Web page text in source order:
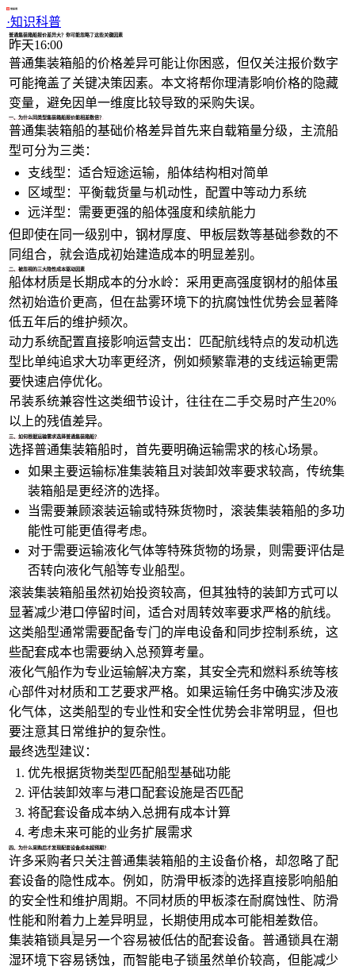
·知识科普
普通集装箱船报价差异大？你可能忽略了这些关键因素
昨天16:00
普通集装箱船的价格差异可能让你困惑，但仅关注报价数字
可能掩盖了关键决策因素。本文将帮你理清影响价格的隐藏
变量，避免因单一维度比较导致的采购失误。
一、为什么同类型集装箱船报价能相差数倍？
普通集装箱船的基础价格差异首先来自载箱量分级，主流船
型可分为三类：
支线型：适合短途运输，船体结构相对简单
区域型：平衡载货量与机动性，配置中等动力系统
远洋型：需要更强的船体强度和续航能力
但即使在同一级别中，钢材厚度、甲板层数等基础参数的不
同组合，就会造成初始建造成本的明显差别。
二、被忽视的三大隐性成本驱动因素
船体材质是长期成本的分水岭：采用更高强度钢材的船体虽
然初始造价更高，但在盐雾环境下的抗腐蚀性优势会显著降
低五年后的维护频次。
动力系统配置直接影响运营支出：匹配航线特点的发动机选
型比单纯追求大功率更经济，例如频繁靠港的支线运输更需
要快速启停优化。
吊装系统兼容性这类细节设计，往往在二手交易时产生20%
以上的残值差异。
三、如何根据运输需求选择普通集装箱船？
选择普通集装箱船时，首先要明确运输需求的核心场景。
如果主要运输标准集装箱且对装卸效率要求较高，传统集
装箱船是更经济的选择。
当需要兼顾滚装运输或特殊货物时，滚装集装箱船的多功
能性可能更值得考虑。
对于需要运输液化气体等特殊货物的场景，则需要评估是
否转向液化气船等专业船型。
滚装集装箱船虽然初始投资较高，但其独特的装卸方式可以
显著减少港口停留时间，适合对周转效率要求严格的航线。
这类船型通常需要配备专门的岸电设备和同步控制系统，这
些配套成本也需要纳入总预算考量。
液化气船作为专业运输解决方案，其安全壳和燃料系统等核
心部件对材质和工艺要求严格。如果运输任务中确实涉及液
化气体，这类船型的专业性和安全性优势会非常明显，但也
要注意其日常维护的复杂性。
最终选型建议：
优先根据货物类型匹配船型基础功能
评估装卸效率与港口配套设施是否匹配
将配套设备成本纳入总拥有成本计算
考虑未来可能的业务扩展需求
四、为什么采购后才发现配套设备成本超预期？
许多采购者只关注普通集装箱船的主设备价格，却忽略了配
套设备的隐性成本。例如，
防滑甲板漆的选择直接影响船舶
的安全性和维护周期。不同材质的甲板漆在耐腐蚀性、防滑
性能和附着力上差异明显，长期使用成本可能相差数倍。
集装箱锁具是另一个容易被低估的配套设备。普通锁具在潮
湿环境下容易锈蚀，而智能电子锁虽然单价较高，但能减少